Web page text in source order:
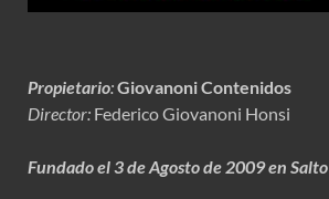
Propietario:Giovanoni Contenidos
Director: Federico Giovanoni Honsi
Fundado el 3 de Agosto de 2009 en Salto